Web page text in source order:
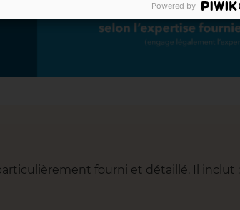
fourni et détaillé. Il inclut :
Powered by